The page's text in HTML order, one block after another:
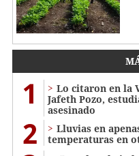
1
Lo citaron en la
Jafeth Pozo,
asesinado
2
Lluvias en
temperaturas en